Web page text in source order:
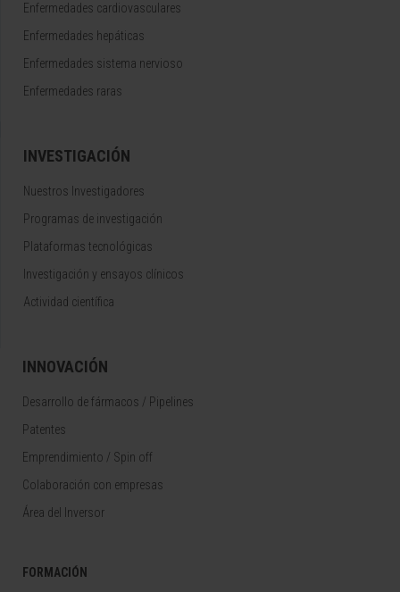
Enfermedades cardiovasculares
Enfermedades hepáticas
Enfermedades sistema nervioso
Enfermedades raras
INVESTIGACIÓN
Nuestros Investigadores
Programas de investigación
Plataformas tecnológicas
Investigación y ensayos clínicos
Actividad científica
INNOVACIÓN
Desarrollo de fármacos / Pipelines
Patentes
Emprendimiento / Spin off
Colaboración con empresas
Área del Inversor
FORMACIÓN